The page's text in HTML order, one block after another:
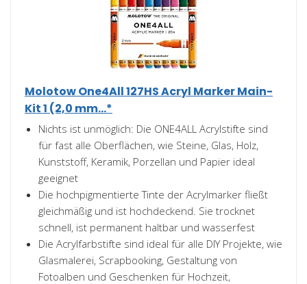
Molotow One4All 127HS Acryl Marker Main-
Kit 1 (2,0 mm...*
Nichts ist unmöglich: Die ONE4ALL Acrylstifte sind
für fast alle Oberflächen, wie Steine, Glas, Holz,
Kunststoff, Keramik, Porzellan und Papier ideal
geeignet
Die hochpigmentierte Tinte der Acrylmarker fließt
gleichmäßig und ist hochdeckend. Sie trocknet
schnell, ist permanent haltbar und wasserfest
Die Acrylfarbstifte sind ideal für alle DIY Projekte, wie
Glasmalerei, Scrapbooking, Gestaltung von
Fotoalben und Geschenken für Hochzeit,